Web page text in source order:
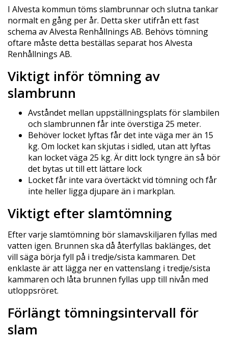
I Alvesta kommun töms slambrunnar och slutna tankar
normalt en gång per år. Detta sker utifrån ett fast
schema av Alvesta Renhållnings AB. Behövs tömning
oftare måste detta beställas separat hos Alvesta
Renhållnings AB.
Viktigt inför tömning av
slambrunn
Avståndet mellan uppställningsplats för slambilen
och slambrunnen får inte överstiga 25 meter.
Behöver locket lyftas får det inte väga mer än 15
kg. Om locket kan skjutas i sidled, utan att lyftas
kan locket väga 25 kg. Är ditt lock tyngre än så bör
det bytas ut till ett lättare lock
Locket får inte vara övertäckt vid tömning och får
inte heller ligga djupare än i markplan.
Viktigt efter slamtömning
Efter varje slamtömning bör slamavskiljaren fyllas med
vatten igen. Brunnen ska då återfyllas baklänges, det
vill säga börja fyll på i tredje/sista kammaren. Det
enklaste är att lägga ner en vattenslang i tredje/sista
kammaren och låta brunnen fyllas upp till nivån med
utloppsröret.
Förlängt tömningsintervall för
slam